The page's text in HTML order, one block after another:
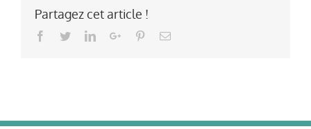
Partagez cet article !
Facebook
TwitterLinkedInGoogle+PinterestEmail